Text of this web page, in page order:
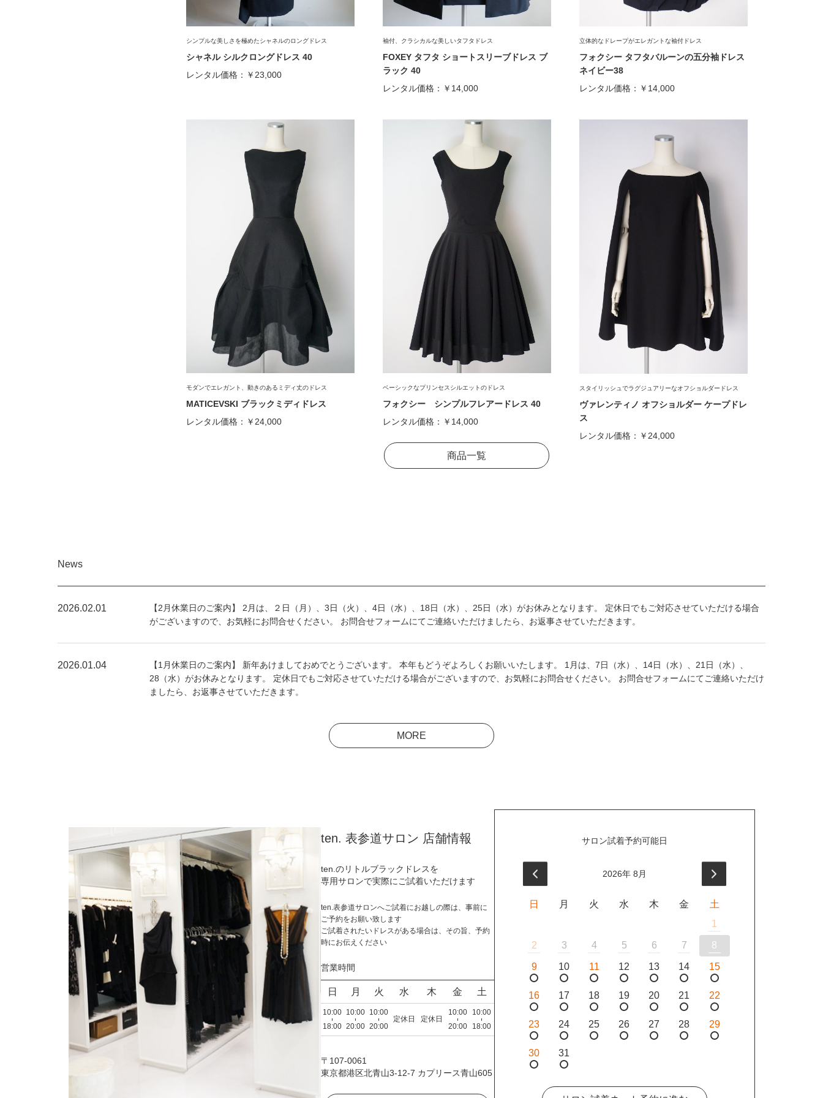
シンプルな美しさを極めたシャネルのロングドレス
シャネル シルクロングドレス 40
レンタル価格： ￥23,000
袖付、クラシカルな美しいタフタドレス
FOXEY タフタ ショートスリーブドレス ブ
ラック 40
レンタル価格： ￥14,000
立体的なドレープがエレガントな袖付ドレス
フォクシー タフタバルーンの五分袖ドレス
ネイビー38
レンタル価格： ￥14,000
モダンでエレガント、動きのあるミディ丈のドレス
MATICEVSKI ブラックミディドレス
レンタル価格： ￥24,000
ベーシックなプリンセスシルエットのドレス
フォクシー シンプルフレアードレス 40
レンタル価格： ￥14,000
スタイリッシュでラグジュアリーなオフショルダードレス
ヴァレンティノ オフショルダー ケープドレ
ス
レンタル価格： ￥24,000
商品一覧
News
2026.02.01
【2月休業日のご案内】 2月は、２日（月）、3日（火）、4日（水）、18日（水）、25日（水）がお休みとなります。 定休日でもご対応させていただける場合
がございますので、お気軽にお問合せください。 お問合せフォームにてご連絡いただけましたら、お返事させていただきます。
2026.01.04
【1月休業日のご案内】 新年あけましておめでとうございます。 本年もどうぞよろしくお願いいたします。 1月は、7日（水）、14日（水）、21日（水）、
28（水）がお休みとなります。 定休日でもご対応させていただける場合がございますので、お気軽にお問合せください。 お問合せフォームにてご連絡いただけ
ましたら、お返事させていただきます。
MORE
ten. 表参道サロン 店舗情報
ten.のリトルブラックドレスを
専用サロンで実際にご試着いただけます
ten.表参道サロンへご試着にお越しの際は、事前に
ご予約をお願い致します
ご試着されたいドレスがある場合は、その旨、予約
時にお伝えください
営業時間
日 月 火 水 木 金 土
10:00
18:00
10:00
20:00
10:00
20:00
定休日 定休日
10:00
20:00
10:00
18:00
〒107-0061
東京都港区北青山3-12-7 カプリース青山605
サロン試着予約可能日
2026年 8月
日 月 火 水 木 金
土
1
2 3 4 5 6 7 8
9 10 11 12 13 14 15
16 17 18 19 20 21 22
23 24 25 26 27 28 29
30 31